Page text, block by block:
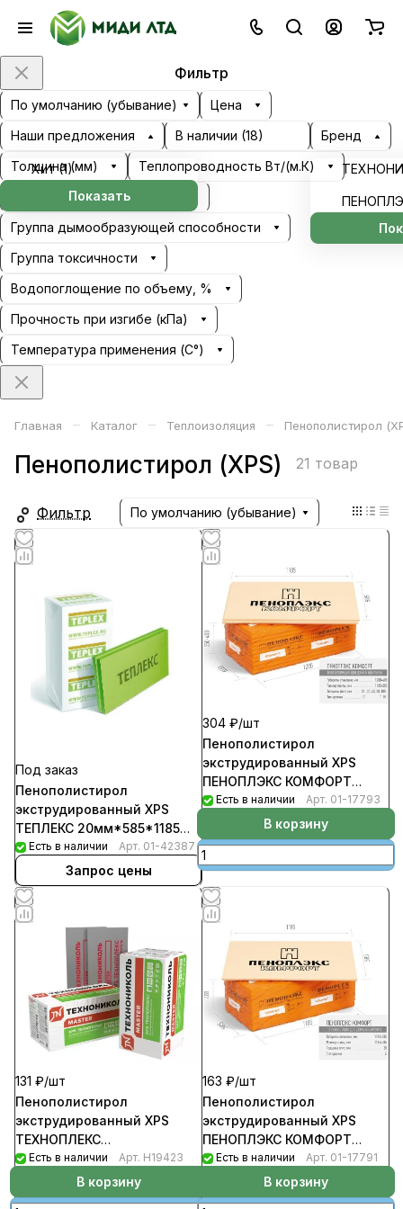
Фильтр
По умолчанию (убывание)
Цена
Наши предложения
Хит (1)
Показать
В наличии (18) Бренд
Толщина (мм)
Теплопроводность Вт/(м.К)
Группа воспламеняемости
Группа дымообразующей способности
Группа токсичности
Водопоглощение по объему, %
Прочность при изгибе (кПа)
Температура применения (С°)
Главная – Каталог – Теплоизоляция – Пенополистирол
Пенополистирол (XPS) 21 товар
Фильтр По умолчанию (убывание)
Под заказ
Пенополистирол
экструдированный XPS
ТЕПЛЕКС 20мм*585*1185
Т-15 (20шт/уп;1шт- 0,0139
м3 )
Есть в наличии Арт. 01-42387
Запрос цены
304 ₽/шт
Пенополистирол
экструдированный XPS
ПЕНОПЛЭКС КОМФОРТ
40мм*585*1185 Т-15
уп-10шт/6,93кв.м/0.277м3
Есть в наличии Арт. 01-17793
В корзину
131 ₽/шт
Пенополистирол
экструдированный XPS
ТЕХНОПЛЕКС
20мм*600*1200
(уп-20шт/14,4кв.м/0.288куб.м)
Есть в наличии Арт. Н19423
В корзину
163 ₽/шт
Пенополистирол
экструдированный XPS
ПЕНОПЛЭКС КОМФОРТ
20мм*585*1185 С
уп-20шт/13,864кв.м/0.278м3
Есть в наличии Арт. 01-17791
В корзину